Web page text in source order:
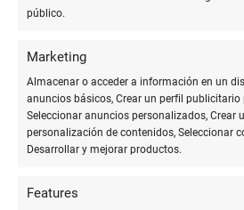
público.
Marketing
Almacenar o acceder a información en un
anuncios básicos, Crear un perfil publicitario
Seleccionar anuncios personalizados, Crear
personalización de contenidos, Seleccionar
Desarrollar y mejorar productos.
Features
Justo
una imagen de
rapidisimo.
papeleria que abre fines de semana